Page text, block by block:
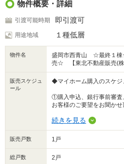
＼オプション工事も充実！／
カーポート・フェンス・バルコニー囲いなど
外構までトータルサポート◎
＼おすすめPOINT／
＜月が丘小・厨川中エリア＞
☆スーパー近くてお買い物便利♪
☆家族との会話も弾む対面式キッチン
☆片付けやすく風も抜ける快適設計
☆駐車スペース２台可◎
☆ひかり保育園 徒歩３分
☆ジョイス長橋台店 徒歩１３分
物件概要・詳細
引渡可能時期 即引渡可
用途地域 １種低層
物件名
盛岡市西青山 ☆最終
売☆ 【東北不動産販売(株)
販売スケジュ
ール
◆マイホーム購入のスケ
①購入申込、銀行事前審査
お客様のご要望をお聞か
②重要事項説明、不動産売
株式会社アーネストワン盛
きます。
③住宅ローン本申込
続きを見る
販売戸数 1戸
総戸数 2戸